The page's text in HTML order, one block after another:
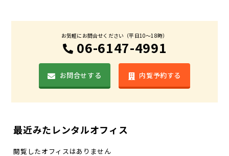
お気軽にお問合せください（平日10〜18時）
06-6147-4991
お問合せする 内覧予約する
最近みたレンタルオフィス
閲覧したオフィスはありません